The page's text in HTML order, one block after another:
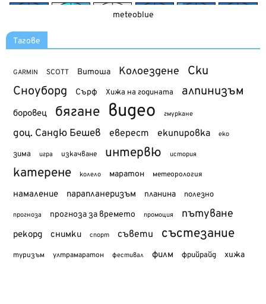
meteoblue
Тагове
GARMIN SCOTT Витоша Колоездене Ски
Сноуборд Сърф Хижа на годината алпинизъм
боровец бягане видео гмуркане
доц. Сандю Бешев еверест екипировка еко
зима игра изкачване интервю история
катерене колело маратон метеорология
намаление парапланеризъм планина полезно
прогноза прогноза за времето промоция пътуване
рекорд снимки спорт съвети състезание
туризъм ултрамаратон фестивал филм фрийрайд хижа